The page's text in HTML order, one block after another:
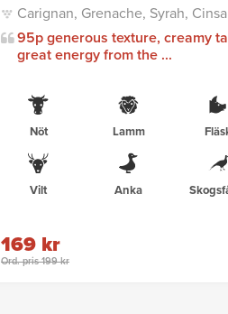
Carignan, Grenache, Syrah,
95p generous texture, creamy
great energy from the ...
Nöt Lamm
Vilt Anka
Ord. pris 199 kr
169 kr